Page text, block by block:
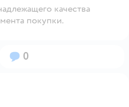
качества
покупки.
Вопросов:
0